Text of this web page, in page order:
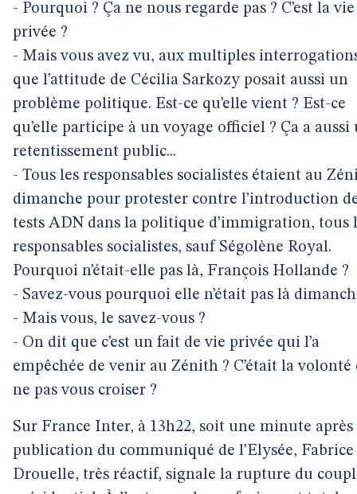
- Pourquoi ? Ça ne nous regarde pas ? C’est la vie
privée ?
- Mais vous avez vu, aux multiples
que l’attitude de Cécilia Sarkozy posait aussi un
problème politique. Est-ce qu’elle vient ? Est-ce
qu’elle participe à un voyage officiel ? Ça a aussi
retentissement public...
- Tous les responsables socialistes étaient au
dimanche pour protester contre l’introduction
tests ADN dans la politique d’immigration, tous
responsables socialistes, sauf Ségolène Royal.
Pourquoi n’était-elle pas là, François Hollande ?
- Savez-vous pourquoi elle n’était pas là
- Mais vous, le savez-vous ?
- On dit que c’est un fait de vie privée qui l’a
empêchée de venir au Zénith ? C’était la volonté
ne pas vous croiser ?
Sur France Inter, à 13h22, soit une minute après
publication du communiqué de l’Elysée, Fabrice
Drouelle, très réactif, signale la rupture du